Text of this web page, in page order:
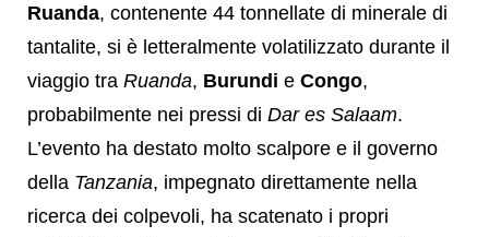
Ruanda, contenente 44 tonnellate di minerale di
tantalite, si è letteralmente volatilizzato durante il
viaggio tra Ruanda, Burundi e Congo,
probabilmente nei pressi di Dar es Salaam.
L’evento ha destato molto scalpore e il governo
della Tanzania, impegnato direttamente nella
ricerca dei colpevoli, ha scatenato i propri